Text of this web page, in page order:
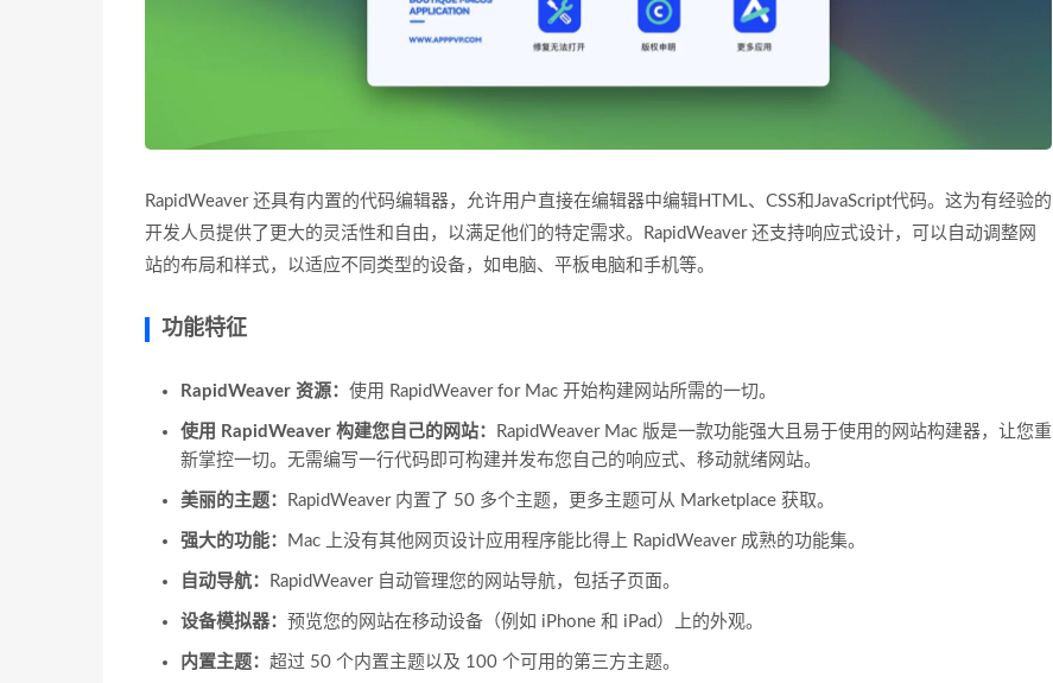
RapidWeaver 还具有内置的代码编辑器，允许用户直接在编辑器中编辑HTML、CSS和JavaScript代码。这为有经验的
开发人员提供了更大的灵活性和自由，以满足他们的特定需求。RapidWeaver 还支持响应式设计，可以自动调整网
站的布局和样式，以适应不同类型的设备，如电脑、平板电脑和手机等。
功能特征
RapidWeaver 资源： 使用 RapidWeaver for Mac 开始构建网站所需的一切。
使用 RapidWeaver 构建您自己的网站：
RapidWeaver Mac 版是一款功能强大且易于使用的网站构建器，让您重
新掌控一切。无需编写一行代码即可构建并发布您自己的响应式、移动就绪网站。
美丽的主题： RapidWeaver 内置了 50 多个主题，更多主题可从 Marketplace 获取。
强大的功能： Mac 上没有其他网页设计应用程序能比得上 RapidWeaver 成熟的功能集。
自动导航： RapidWeaver 自动管理您的网站导航，包括子页面。
设备模拟器： 预览您的网站在移动设备（例如 iPhone 和 iPad）上的外观。
内置主题： 超过 50 个内置主题以及 100 个可用的第三方主题。